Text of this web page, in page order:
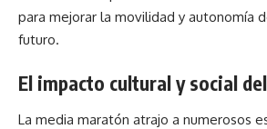
para mejorar la movilidad y autonomía
futuro.
El impacto cultural y social
La media maratón atrajo a numerosos